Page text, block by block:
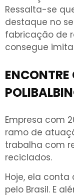
Ressalta-se
destaque no
fabricação de
consegue
Empresa com
ramo de
trabalha com
reciclados.
Hoje, ela
pelo Brasil. E